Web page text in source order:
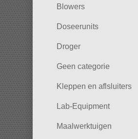
Blowers
Doseerunits
Droger
Geen categorie
Kleppen en aflsluiters
Lab-Equipment
Maalwerktuigen